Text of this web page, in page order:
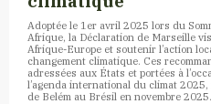
Adoptée le 1er avril 2025 lors du
Afrique, la Déclaration de Marseille
Afrique-Europe et soutenir l’action
changement climatique. Ces
adressées aux États et portées à
l’agenda international du climat
de Belém au Brésil en novembre 2025.